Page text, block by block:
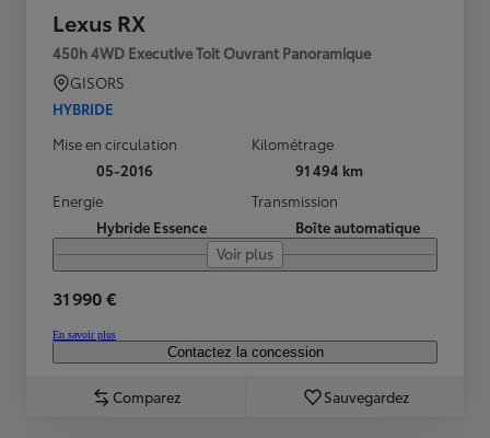
Lexus RX
450h 4WD Executive Toit Ouvrant Panoramique
GISORS
HYBRIDE
Mise en circulation
05-2016
Kilométrage
91 494 km
Energie
Hybride Essence
Transmission
Boîte automatique
Voir plus
31 990 €
En savoir plus
Contactez la concession
Comparez Sauvegardez